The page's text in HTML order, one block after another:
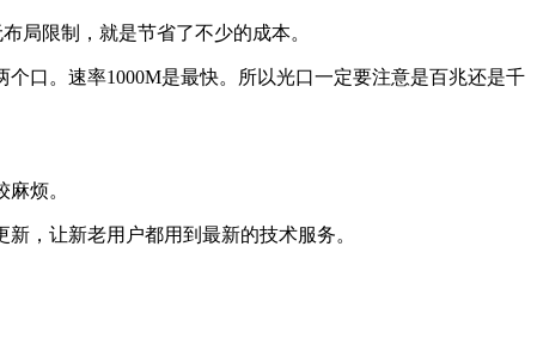
局限制，就是节省了不少的成本。
口。速率1000M是最快。所以光口一定要注意是百兆还是千
烦。
，让新老用户都用到最新的技术服务。